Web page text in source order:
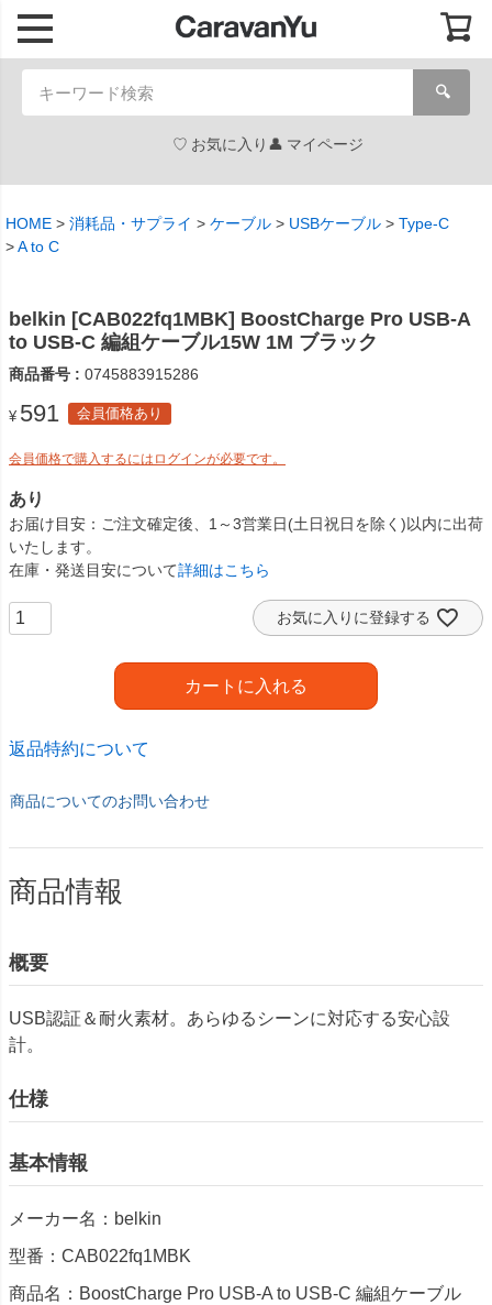
🔍
お気に入り マイページ
HOME 消耗品・サプライ ケーブル USBケーブル
Type-C
A to C
belkin [CAB022fq1MBK] BoostCharge Pro USB-A
to USB-C 編組ケーブル15W 1M ブラック
商品番号 0745883915286
¥ 591 会員価格あり
会員価格で購入するにはログインが必要です。
あり
お届け目安
ご注文確定後、1～3営業日(土日祝日を除く)以内に出荷
いたします。
在庫・発送目安について詳細はこちら
お気に入りに登録する
カートに入れる
返品特約について
商品についてのお問い合わせ
商品情報
概要
USB認証＆耐火素材。あらゆるシーンに対応する安心設
計。
仕様
基本情報
メーカー名：belkin
型番：CAB022fq1MBK
商品名：BoostCharge Pro USB-A to USB-C 編組ケーブル